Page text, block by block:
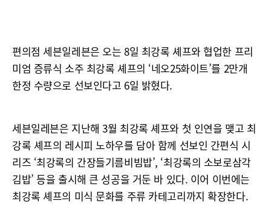
편의점 세븐일레븐은 오는 8일 최강록 셰프와 협업한 프리
미엄 증류식 소주 최강록 셰프의 ‘네오25화이트’를 2만개
한정 수량으로 선보인다고 6일 밝혔다.
세븐일레븐은 지난해 3월 최강록 셰프와 첫 인연을 맺고 최
강록 셰프의 레시피 노하우를 담아 함께 선보인 간편식 시
리즈 ‘최강록의 간장들기름비빔밥’, ‘최강록의 소보로삼각
김밥’ 등을 출시해 큰 성공을 거둔 바 있다. 이어 이번에는
최강록 셰프의 미식 문화를 주류 카테고리까지 확장한다.